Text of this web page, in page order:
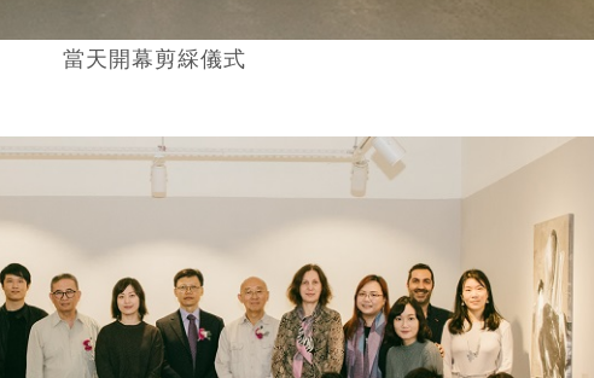
當天開幕剪綵儀式